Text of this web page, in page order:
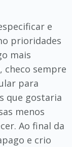
e
prioridades
mais
checo sempre
para
que gostaria
menos
Ao final da
e crio